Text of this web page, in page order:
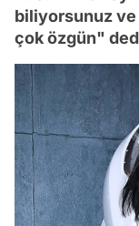
biliyorsunuz
çok özgün"